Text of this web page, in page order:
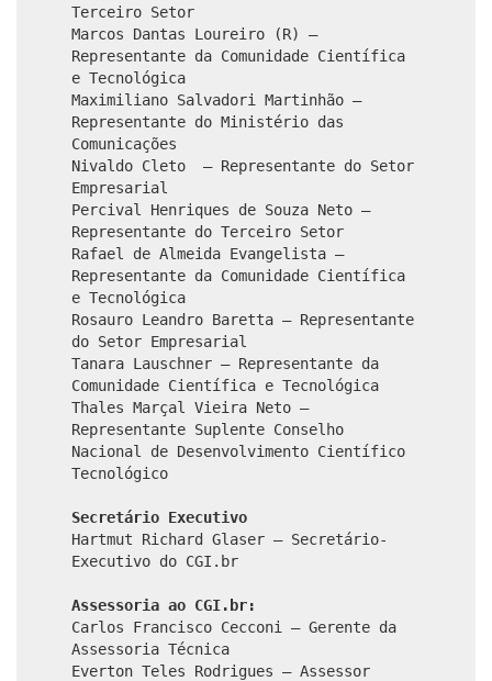
Terceiro Setor
Marcos Dantas Loureiro (R) –
Representante da Comunidade Científica
e Tecnológica
Maximiliano Salvadori Martinhão –
Representante do Ministério das
Comunicações
Nivaldo Cleto – Representante do Setor
Empresarial
Percival Henriques de Souza Neto –
Representante do Terceiro Setor
Rafael de Almeida Evangelista –
Representante da Comunidade Científica
e Tecnológica
Rosauro Leandro Baretta – Representante
do Setor Empresarial
Tanara Lauschner – Representante da
Comunidade Científica e Tecnológica
Thales Marçal Vieira Neto –
Representante Suplente Conselho
Nacional de Desenvolvimento Científico
Tecnológico
Secretário Executivo
Hartmut Richard Glaser – Secretário-
Executivo do CGI.br
Assessoria ao CGI.br:
Carlos Francisco Cecconi – Gerente da
Assessoria Técnica
Everton Teles Rodrigues – Assessor